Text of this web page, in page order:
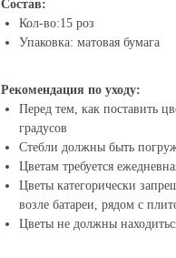
Состав:
Кол-во:15 роз
Упаковка: матовая бумага
Рекомендация по уходу:
Перед тем, как поставить
градусов
Стебли должны быть
Цветам требуется
Цветы категорически
возле батареи, рядом с
Цветы не должны